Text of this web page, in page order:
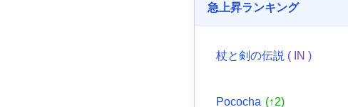
急上昇ランキング
杖と剣の伝説 ( IN )
Pococha (↑2)